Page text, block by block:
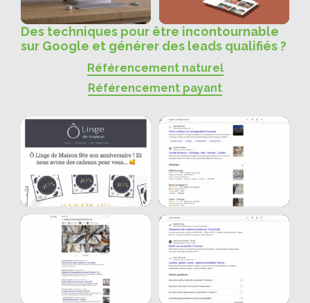
Des techniques pour être incontournable
sur Google et générer des leads qualifiés ?
Référencement naturel
Référencement payant